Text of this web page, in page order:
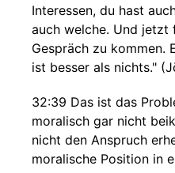
Interessen, du hast
auch welche. Und jetzt
Gespräch zu kommen.
ist besser als nichts."
32:39 Das ist das
moralisch gar nicht
nicht den Anspruch
moralische Position in